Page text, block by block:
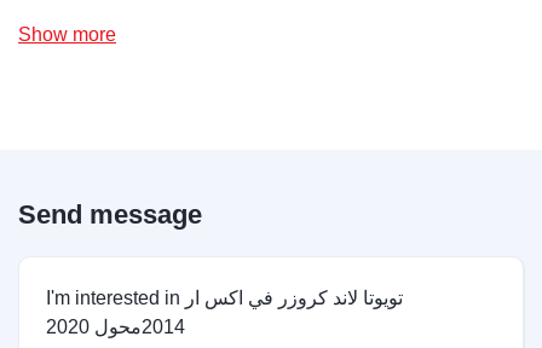
Show more
Send message